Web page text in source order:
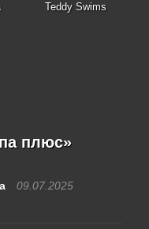
Teddy Swims
плюс»
09.07.2025